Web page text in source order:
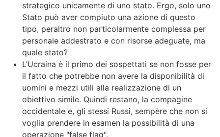
strategico unicamente di uno stato. Ergo, solo uno
Stato può aver compiuto una azione di questo
tipo, peraltro non particolarmente complessa per
personale addestrato e con risorse adeguate, ma
quale stato?
L’Ucraina è il primo dei sospettati se non fosse per
il fatto che potrebbe non avere la disponibilità di
uomini e mezzi utili alla realizzazione di un
obiettivo simile. Quindi restano, la compagine
occidentale e, gli stessi Russi, sempère che non si
voglia prendere in esamen la possibilità di una
operazione "false flag".